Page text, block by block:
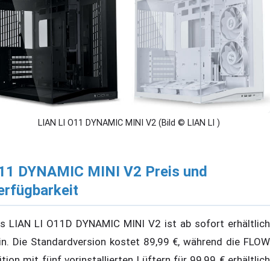
LIAN LI O11 DYNAMIC MINI V2 (Bild © LIAN LI )
DYNAMIC MINI V2 Preis und
LIAN LI O11D DYNAMIC MINI V2 ist ab sofort erhältlich
Die Standardversion kostet 89,99 €, während die FLOW